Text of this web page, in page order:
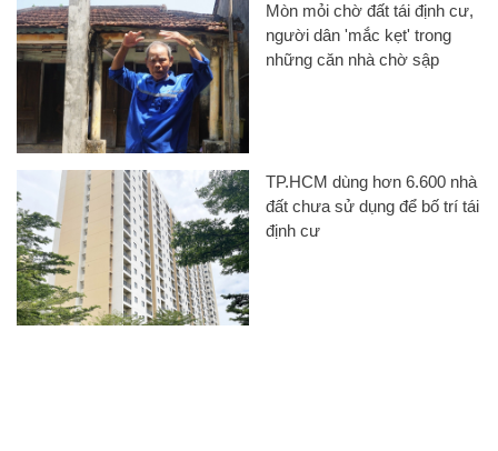
Mòn mỏi chờ đất tái định cư,
người dân 'mắc kẹt' trong
những căn nhà chờ sập
TP.HCM dùng hơn 6.600 nhà
đất chưa sử dụng để bố trí tái
định cư